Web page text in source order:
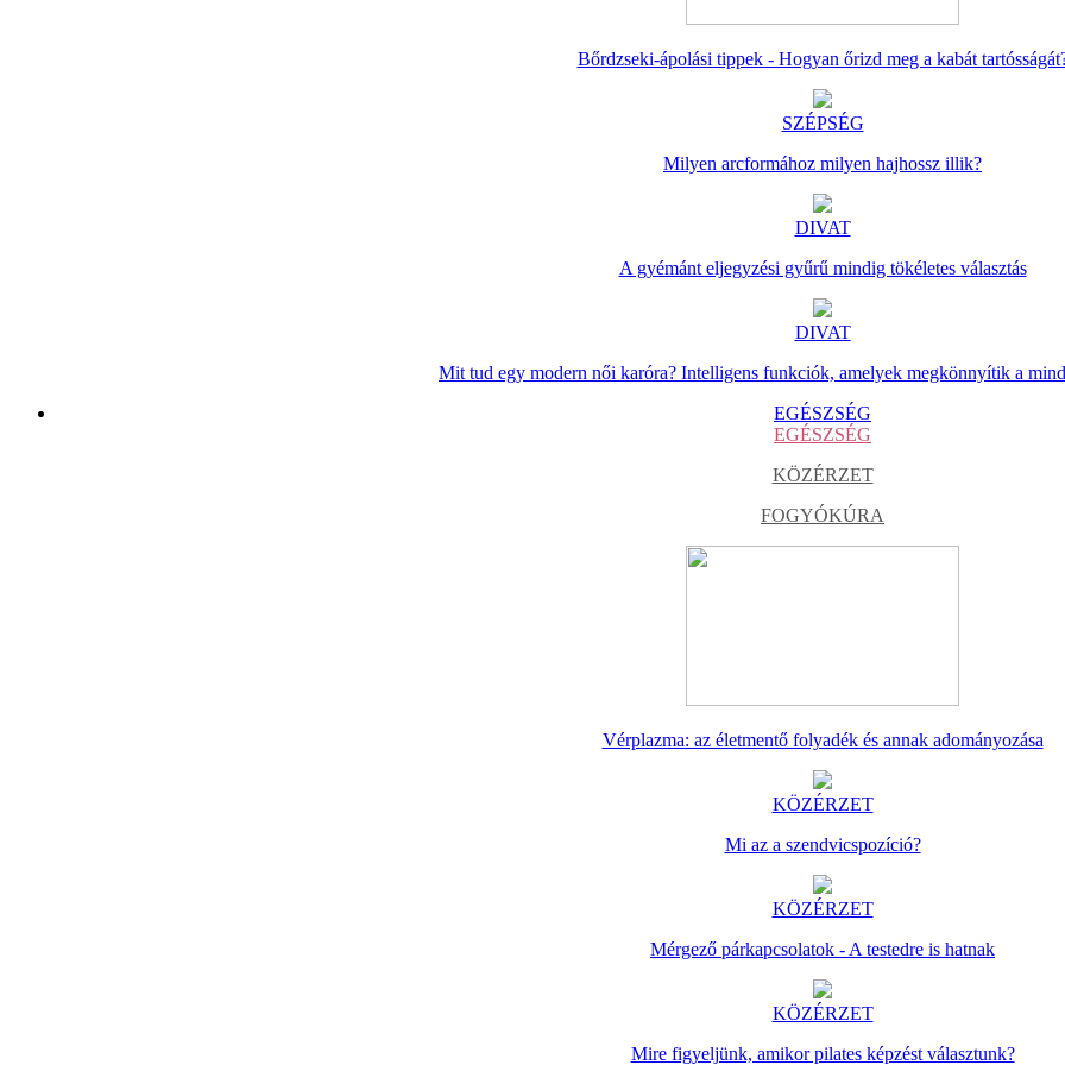
Bőrdzseki-ápolási tippek - Hogyan őrizd meg a kabát
SZÉPSÉG
Milyen arcformához milyen hajhossz illik?
DIVAT
A gyémánt eljegyzési gyűrű mindig tökéletes választás
DIVAT
Mit tud egy modern női karóra? Intelligens funkciók, amelyek megkönnyítik a
EGÉSZSÉG
EGÉSZSÉG
KÖZÉRZET
FOGYÓKÚRA
Vérplazma: az életmentő folyadék és annak adományozása
KÖZÉRZET
Mi az a szendvicspozíció?
KÖZÉRZET
Mérgező párkapcsolatok - A testedre is hatnak
KÖZÉRZET
Mire figyeljünk, amikor pilates képzést választunk?